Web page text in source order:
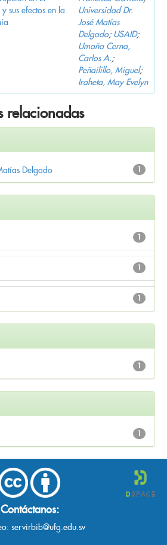
sus efectos en la
Universidad Dr.
José Matías
Delgado; USAID;
Umaña Cerna,
Carlos A.;
Peñailillo, Miguel;
Iraheta, May Evelyn
relacionadas
1
Delgado
1
1
1
1
1
Contáctanos:
servirbib@ufg.edu.sv